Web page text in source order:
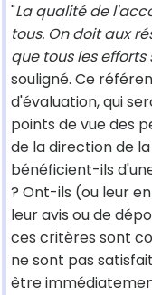
"La qualité de
tous. On doit aux
que tous les
souligné. Ce
d'évaluation, qui
points de vue des
de la direction de
bénéficient-ils
? Ont-ils (ou leur
leur avis ou de
ces critères sont
ne sont pas
être